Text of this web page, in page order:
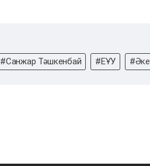
#Санжар Тәшкенбай #ЕҰУ #Әке